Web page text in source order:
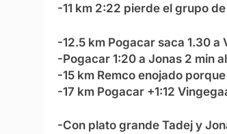
-11 km 2:22 pierde el grupo
-12.5 km Pogacar saca 1.30 a
-Pogacar 1:20 a Jonas 2 min
-15 km Remco enojado
-17 km Pogacar +1:12
-Con plato grande Tadej y